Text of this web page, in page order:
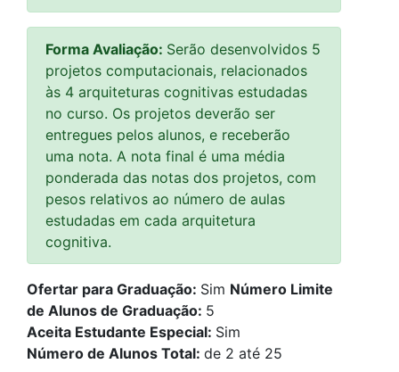
Forma Avaliação: Serão desenvolvidos 5
projetos computacionais, relacionados
às 4 arquiteturas cognitivas estudadas
no curso. Os projetos deverão ser
entregues pelos alunos, e receberão
uma nota. A nota final é uma média
ponderada das notas dos projetos, com
pesos relativos ao número de aulas
estudadas em cada arquitetura
cognitiva.
Ofertar para Graduação: Sim Número Limite
de Alunos de Graduação: 5
Aceita Estudante Especial: Sim
Número de Alunos Total: de 2 até 25